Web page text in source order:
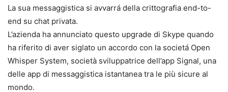
La sua messaggistica si avvarrá della crittografia end-to-
end su chat privata.
L’azienda ha annunciato questo upgrade di Skype quando
ha riferito di aver siglato un accordo con la societá Open
Whisper System, società sviluppatrice dell’app Signal, una
delle app di messaggistica istantanea tra le più sicure al
mondo.